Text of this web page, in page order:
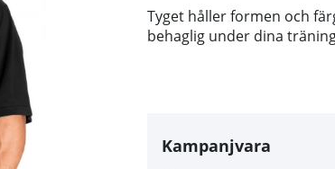
Tyget håller formen och
behaglig under dina
Kampanjvara